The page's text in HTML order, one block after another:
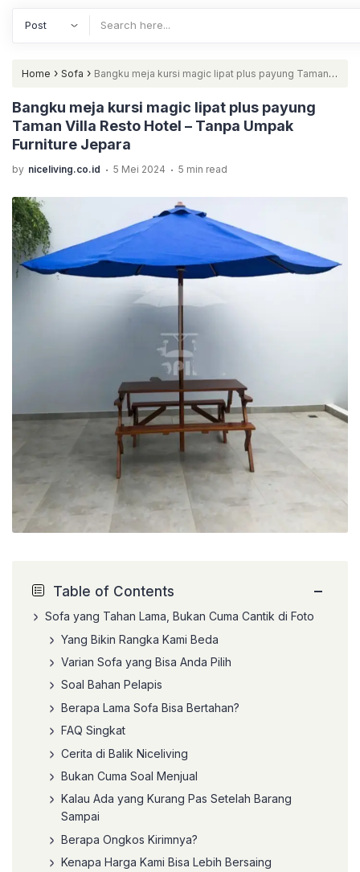
Home › Sofa › Bangku meja kursi magic lipat plus payung Taman
Villa Resto Hotel – Tanpa Umpak Furniture Jepara
Bangku meja kursi magic lipat plus payung
Taman Villa Resto Hotel – Tanpa Umpak
Furniture Jepara
by niceliving.co.id . 5 Mei 2024 . 5 min read
Table of Contents −
Sofa yang Tahan Lama, Bukan Cuma Cantik di Foto
Yang Bikin Rangka Kami Beda
Varian Sofa yang Bisa Anda Pilih
Soal Bahan Pelapis
Berapa Lama Sofa Bisa Bertahan?
FAQ Singkat
Cerita di Balik Niceliving
Bukan Cuma Soal Menjual
Kalau Ada yang Kurang Pas Setelah Barang
Sampai
Berapa Ongkos Kirimnya?
Kenapa Harga Kami Bisa Lebih Bersaing